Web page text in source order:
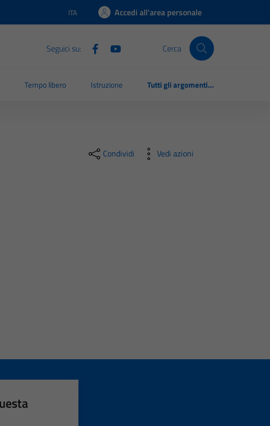
Lingua attiva:
ITA Accedi all'area personale
Seguici su: Cerca
Tempo libero Istruzione Tutti gli argomenti...
Condividi Vedi azioni